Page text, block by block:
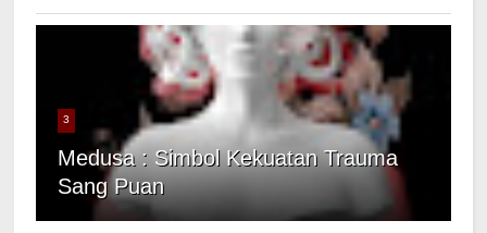
3
Medusa : Simbol Kekuatan Trauma
Sang Puan